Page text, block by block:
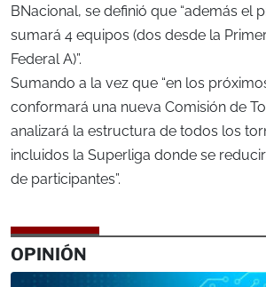
BNacional, se definió que “además el
sumará 4 equipos (dos desde la
Federal A)”.
Sumando a la vez que “en los
conformará una nueva Comisión de
analizará la estructura de todos los
incluidos la Superliga donde se
de participantes”.
OPINIÓN